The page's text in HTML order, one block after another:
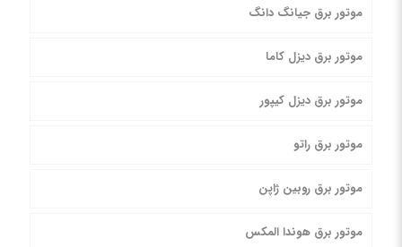
موتور برق جیانگ دانگ
موتور برق دیزل کاما
موتور برق دیزل کیپور
موتور برق راتو
موتور برق روبین ژاپن
موتور برق هوندا المکس